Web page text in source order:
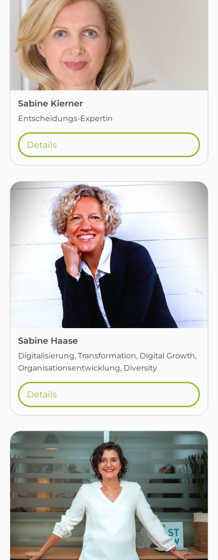
Sabine Kierner
Entscheidungs-Expertin
Details
Sabine Haase
Digitalisierung, Transformation, Digital Growth,
Organisationsentwicklung, Diversity
Details